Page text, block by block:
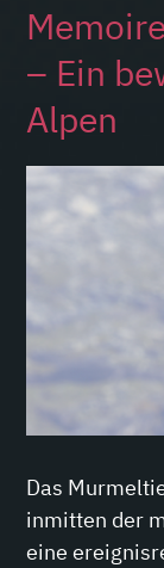
– Ein
Alpen
Das
inmitten der
eine